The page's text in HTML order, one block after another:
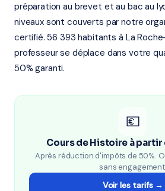
préparation au brevet et au bac au
niveaux sont couverts par notre
certifié. 56 393 habitants à La
professeur se déplace dans votre
50% garanti.
💶
Cours de Histoire à partir
Après réduction d'impôts de 50%.
sans
Voir les tarifs →